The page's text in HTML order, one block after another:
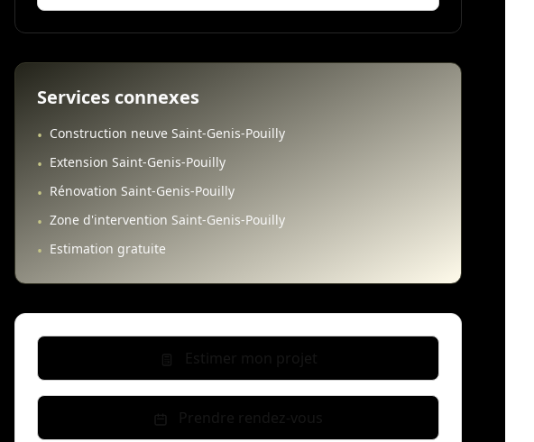
Services connexes
• Construction neuve Saint-Genis-Pouilly
• Extension Saint-Genis-Pouilly
• Rénovation Saint-Genis-Pouilly
• Zone d'intervention Saint-Genis-Pouilly
• Estimation gratuite